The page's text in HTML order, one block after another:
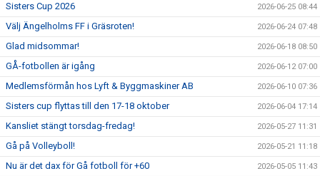
Sisters Cup 2026 2026-06-25 08:44
Välj Ängelholms FF i Gräsroten! 2026-06-24 07:48
Glad midsommar! 2026-06-18 08:50
GÅ-fotbollen är igång 2026-06-12 07:00
Medlemsförmån hos Lyft & Byggmaskiner AB 2026-06-10 07:36
Sisters cup flyttas till den 17-18 oktober 2026-06-04 17:14
Kansliet stängt torsdag-fredag! 2026-05-27 11:31
Gå på Volleyboll! 2026-05-21 11:18
Nu är det dax för Gå fotboll för +60 2026-05-05 11:43